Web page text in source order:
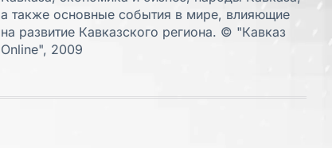
а также основные события в мире, влияющие
на развитие Кавказского региона. © "Кавказ
Online", 2009